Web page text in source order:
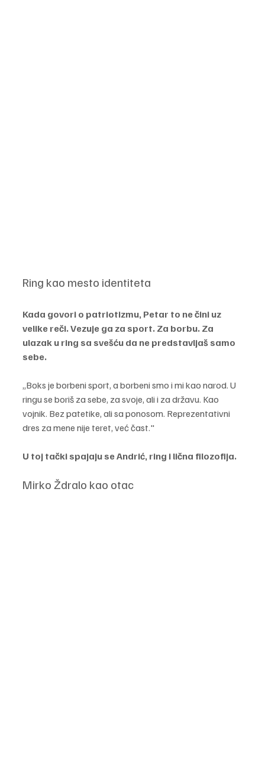
Ring kao mesto identiteta
Kada govori o patriotizmu, Petar to ne čini uz
velike reči. Vezuje ga za sport. Za borbu. Za
ulazak u ring sa svešću da ne predstavljaš samo
sebe.
„Boks je borbeni sport, a borbeni smo i mi kao narod. U
ringu se boriš za sebe, za svoje, ali i za državu. Kao
vojnik. Bez patetike, ali sa ponosom. Reprezentativni
dres za mene nije teret, već čast."
U toj tački spajaju se Andrić, ring i lična filozofija.
Mirko Ždralo kao otac